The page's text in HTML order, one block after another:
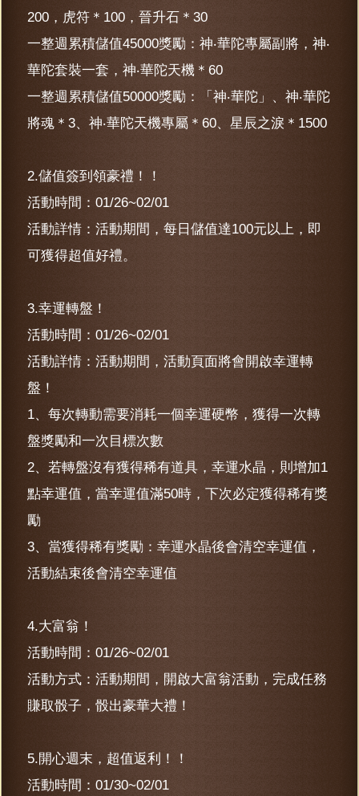
200，虎符＊100，晉升石＊30
一整週累積儲值45000獎勵：神‧華陀專屬副將，神‧
華陀套裝一套，神‧華陀天機＊60
一整週累積儲值50000獎勵：「神‧華陀」、神‧華陀
將魂＊3、神‧華陀天機專屬＊60、星辰之淚＊1500
2.儲值簽到領豪禮！！
活動時間：01/26~02/01
活動詳情：活動期間，每日儲值達100元以上，即
可獲得超值好禮。
3.幸運轉盤！
活動時間：01/26~02/01
活動詳情：活動期間，活動頁面將會開啟幸運轉
盤！
1、每次轉動需要消耗一個幸運硬幣，獲得一次轉
盤獎勵和一次目標次數
2、若轉盤沒有獲得稀有道具，幸運水晶，則增加1
點幸運值，當幸運值滿50時，下次必定獲得稀有獎
勵
3、當獲得稀有獎勵：幸運水晶後會清空幸運值，
活動結束後會清空幸運值
4.大富翁！
活動時間：01/26~02/01
活動方式：活動期間，開啟大富翁活動，完成任務
賺取骰子，骰出豪華大禮！
5.開心週末，超值返利！！
活動時間：01/30~02/01